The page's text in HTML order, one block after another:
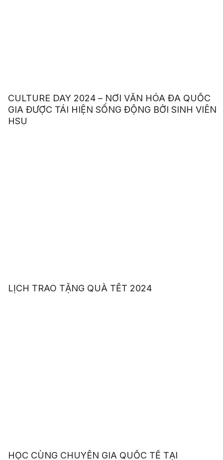
CULTURE DAY 2024 – NƠI VĂN HÓA ĐA QUỐC
GIA ĐƯỢC TÁI HIỆN SỐNG ĐỘNG BỞI SINH VIÊN
HSU
LỊCH TRAO TẶNG QUÀ TẾT 2024
HỌC CÙNG CHUYÊN GIA QUỐC TẾ TẠI